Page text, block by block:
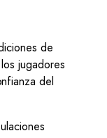
de
jugadores
del